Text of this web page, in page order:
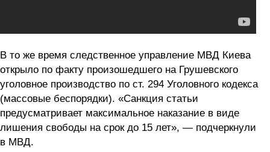
В то же время следственное управление МВД Киева
открыло по факту произошедшего на Грушевского
уголовное производство по ст. 294 Уголовного кодекса
(массовые беспорядки). «Санкция статьи
предусматривает максимальное наказание в виде
лишения свободы на срок до 15 лет», — подчеркнули
в МВД.